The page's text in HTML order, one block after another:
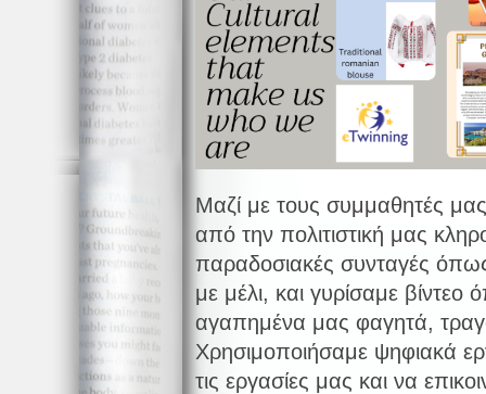
Μαζί με τους συμμαθητές
από την πολιτιστική μας
παραδοσιακές συνταγές όπως
με μέλι, και γυρίσαμε
αγαπημένα μας φαγητά,
Χρησιμοποιήσαμε ψηφιακά
τις εργασίες μας και να